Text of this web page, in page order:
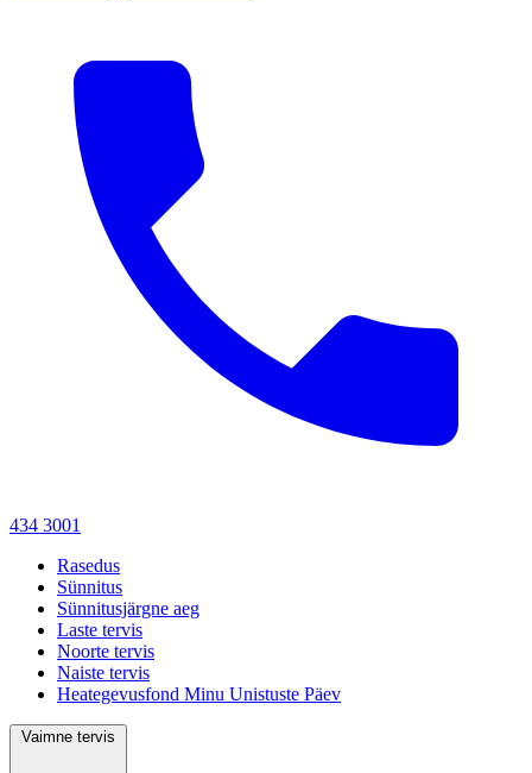
434 3001
Rasedus
Sünnitus
Sünnitusjärgne aeg
Laste tervis
Noorte tervis
Naiste tervis
Heategevusfond Minu Unistuste Päev
Vaimne tervis